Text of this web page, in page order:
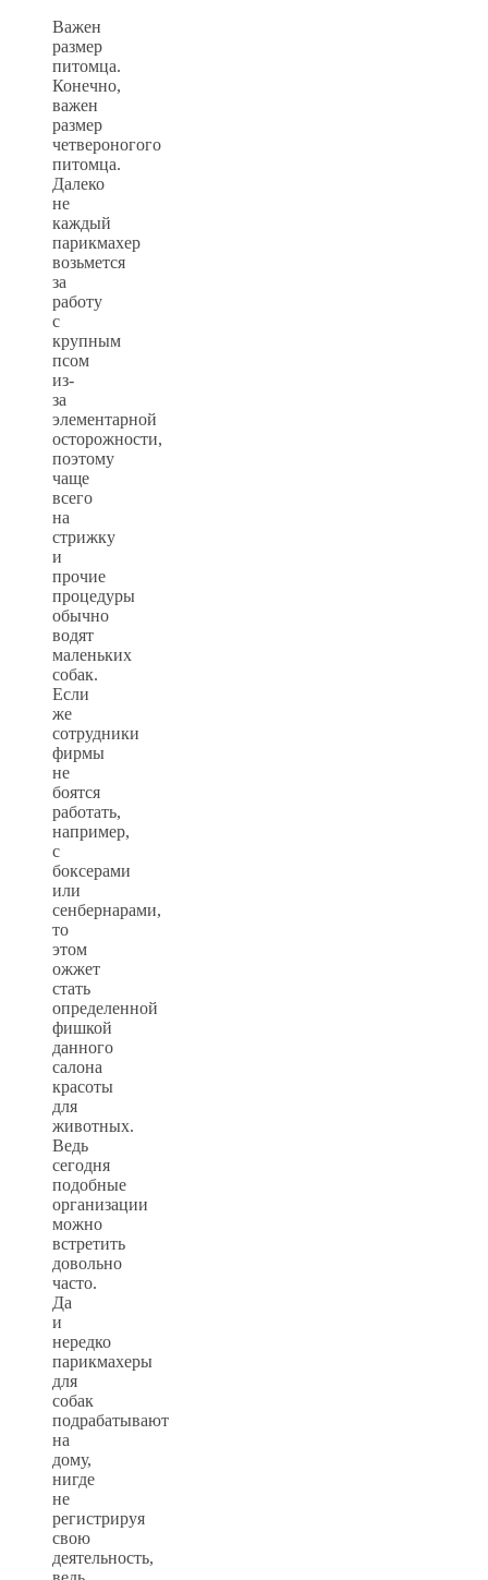
Важен
размер
питомца.
Конечно,
важен
размер
четвероногого
питомца.
Далеко
не
каждый
парикмахер
возьмется
за
работу
с
крупным
псом
из-
за
элементарной
осторожности,
поэтому
чаще
всего
на
стрижку
и
прочие
процедуры
обычно
водят
маленьких
собак.
Если
же
сотрудники
фирмы
не
боятся
работать,
например,
с
боксерами
или
сенбернарами,
то
этом
ожжет
стать
определенной
фишкой
данного
салона
красоты
для
животных.
Ведь
сегодня
подобные
организации
можно
встретить
довольно
часто.
Да
и
нередко
парикмахеры
для
собак
подрабатывают
на
дому,
нигде
не
регистрируя
свою
деятельность,